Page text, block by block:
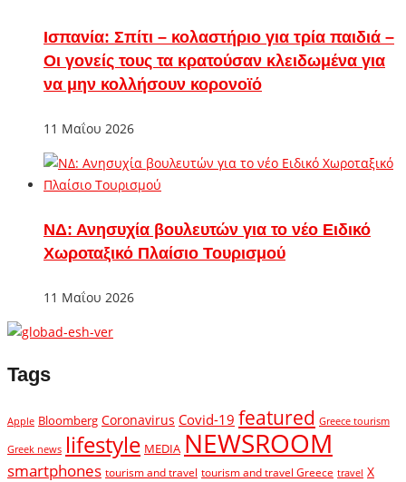
Ισπανία: Σπίτι – κολαστήριο για τρία παιδιά –
Οι γονείς τους τα κρατούσαν κλειδωμένα για
να μην κολλήσουν κορονοϊό
11 Μαΐου 2026
ΝΔ: Ανησυχία βουλευτών για το νέο Ειδικό
Χωροταξικό Πλαίσιο Τουρισμού
11 Μαΐου 2026
Tags
Apple Bloomberg Coronavirus Covid-19 featured Greece tourism
Greek news lifestyle MEDIA NEWSROOM
smartphones tourism and travel tourism and travel Greece travel X